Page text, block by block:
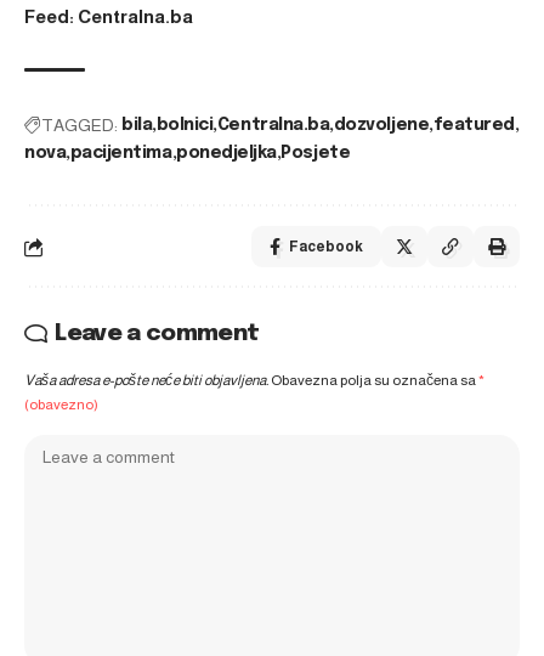
Feed: Centralna.ba
TAGGED: bila bolnici Centralna.ba dozvoljene featured
nova pacijentima ponedjeljka Posjete
Facebook
Leave a comment
Vaša adresa e-pošte neće biti objavljena. Obavezna polja su označena sa*
(obavezno)